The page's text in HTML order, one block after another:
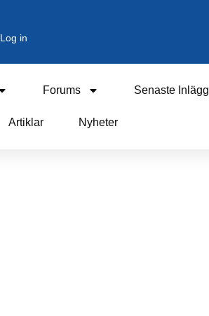
Log in
Forums Senaste Inlägg
Artiklar Nyheter